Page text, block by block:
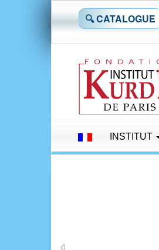
🔍 CATALOGUE
INSTITUT